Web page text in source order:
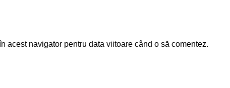
acest navigator pentru data viitoare când o să comentez.